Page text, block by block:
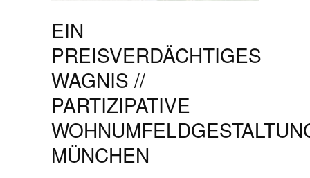
EIN
PREISVERDÄCHTIGES
WAGNIS //
PARTIZIPATIVE
MÜNCHEN